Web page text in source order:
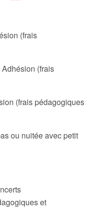
(frais
Adhésion (frais
(frais pédagogiques
ou nuitée avec petit
et